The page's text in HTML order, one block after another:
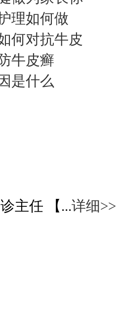
理如何做
何对抗牛皮
牛皮癣
是什么
主任 【...详细>>